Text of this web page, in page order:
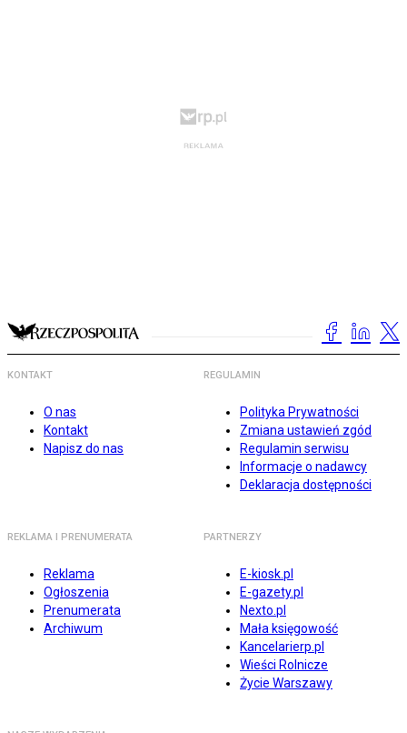
KONTAKT
O nas
Kontakt
Napisz do nas
REGULAMIN
Polityka Prywatności
Zmiana ustawień zgód
Regulamin serwisu
Informacje o nadawcy
Deklaracja dostępności
REKLAMA I PRENUMERATA
Reklama
Ogłoszenia
Prenumerata
Archiwum
PARTNERZY
E-kiosk.pl
E-gazety.pl
Nexto.pl
Mała księgowość
Kancelarierp.pl
Wieści Rolnicze
Życie Warszawy